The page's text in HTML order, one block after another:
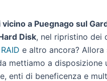
a Puegnago sul
Disk, nel ripristino dei
e altro ancora? Allora
mettiamo a disposizione
enti di beneficenza e